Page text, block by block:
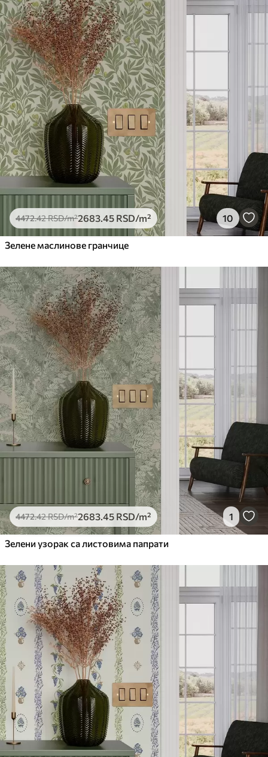
водом.
Метод примене Беспрекорна апликација
Доступни материјали
Стандард
4472.42 2683 .45RSD/m²
Премиум
5525.00 3315 .00RSD/m²
Премиум
6333.33 .00 RSD /m²
4472.42RSD/m²2683.45 RSD/m² 10
Зелене маслинове гранчице
4472.42RSD/m²2683.45 RSD/m² 1
Зелени узорак са листовима папрати